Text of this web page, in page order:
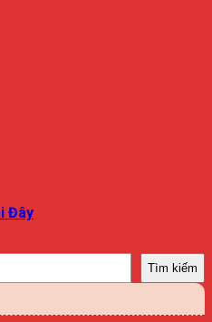
Đây
Tìm kiếm